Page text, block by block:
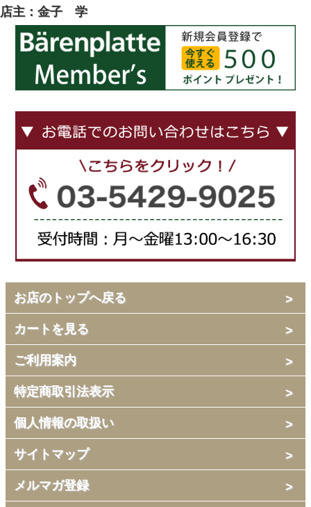
店主：金子 学
お店のトップへ戻る
カートを見る
ご利用案内
特定商取引法表示
個人情報の取扱い
サイトマップ
メルマガ登録